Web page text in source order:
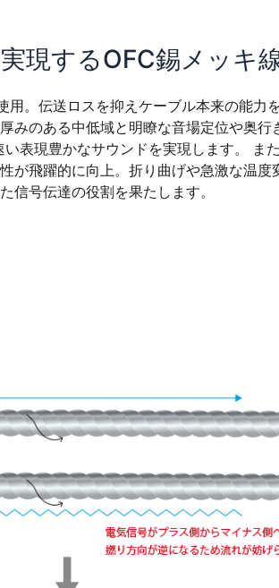
現するOFC錫メッキ
用。伝送ロスを抑えケーブル本来の能力
みのある中低域と明瞭な音場定位や奥行
表現豊かなサウンドを実現します。 ま
が飛躍的に向上。折り曲げや急激な温度
信号伝達の役割を果たします。